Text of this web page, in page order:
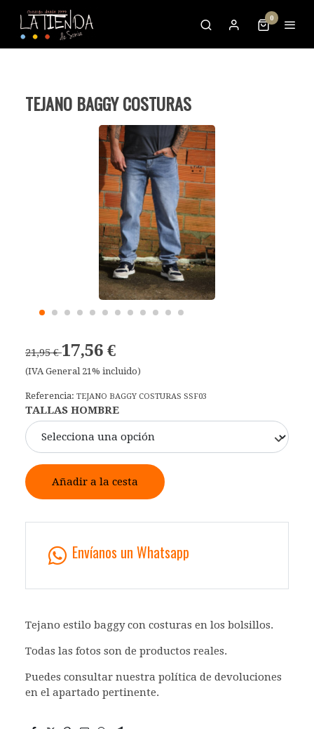
0
TEJANO BAGGY COSTURAS
21,95 €17,56 €
(IVA General 21% incluido)
Referencia: TEJANO BAGGY COSTURAS SSF03
TALLAS HOMBRE
Añadir a la cesta
Envíanos un Whatsapp
Tejano estilo baggy con costuras en los bolsillos.
Todas las fotos son de productos reales.
Puedes consultar nuestra política de devoluciones
en el apartado pertinente.